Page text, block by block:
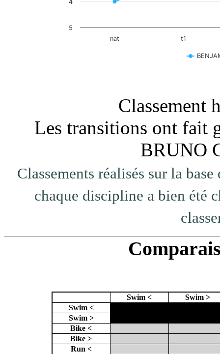
nat t1
4
5
Classement
Les transitions ont fait
BRUNO
Classements réalisés sur la
chaque discipline a bien été
Swim <
Swim >
Swim <
Swim >
Bike <
Bike >
Run <